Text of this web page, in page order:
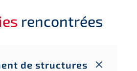
rencontrées
de structures